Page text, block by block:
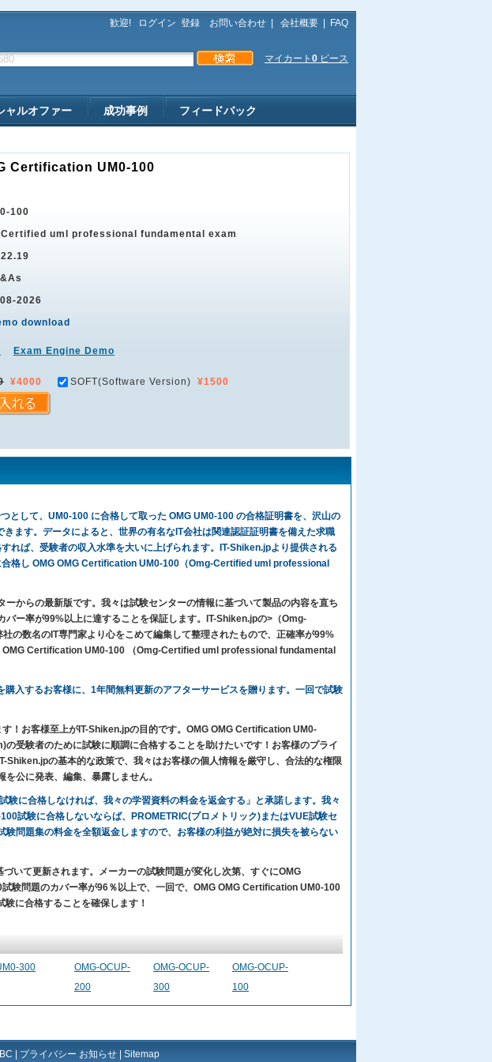
歓迎! ログイン 登録 お問い合わせ 会社概要 FAQ
マイカート 0 ピース
ャルオファー 成功事例 フィードバック
Certification UM0-100
100
Certified uml professional fundamental exam
2026
download
Exam Engine Demo
¥4000 SOFT(Software Version) ¥1500
として、UM0-100 に合格して取った OMG UM0-100 の合格証明書を、沢山の
ます。データによると、世界の有名なIT会社は関連認証証明書を備えた求職
れば、受験者の収入水準を大いに上げられます。IT-Shiken.jpより提供される
格し OMG OMG Certification UM0-100（Omg-Certified uml professional
からの最新版です。我々は試験センターの情報に基づいて製品の内容を直ち
ー率が99%以上に達することを保証します。IT-Shiken.jpの>（Omg-
数名のIT専門家より心をこめて編集して整理されたもので、正確率が99%
OMG Certification UM0-100 （Omg-Certified uml professional fundamental
入するお客様に、1年間無料更新のアフターサービスを贈ります。一回で試験
！お客様至上がIT-Shiken.jpの目的です。OMG OMG Certification UM0-
験者のために試験に順調に合格することを助けたいです！お客様のプライ
Shiken.jpの基本的な政策で、我々はお客様の個人情報を厳守し、合法的な権限
公に発表、編集、暴露しません。
に合格しなければ、我々の学習資料の料金を返金する」と承諾します。我々
試験に合格しないならば、PROMETRIC(プロメトリック)またはVUE試験セ
問題集の料金を全額返金しますので、お客様の利益が絶対に損失を被らない
いて更新されます。メーカーの試験問題が変化し次第、すぐにOMG
験問題のカバー率が96％以上で、一回で、OMG OMG Certification UM0-100
に合格することを確保します！
300
OMG-OCUP-
200
OMG-OCUP-
300
OMG-OCUP-
100
プライバシー お知らせ Sitemap